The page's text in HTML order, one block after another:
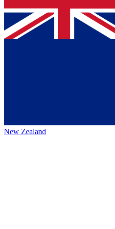
New Zealand